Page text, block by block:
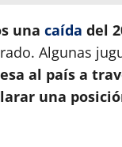
una caída del
Algunas
al país a
una